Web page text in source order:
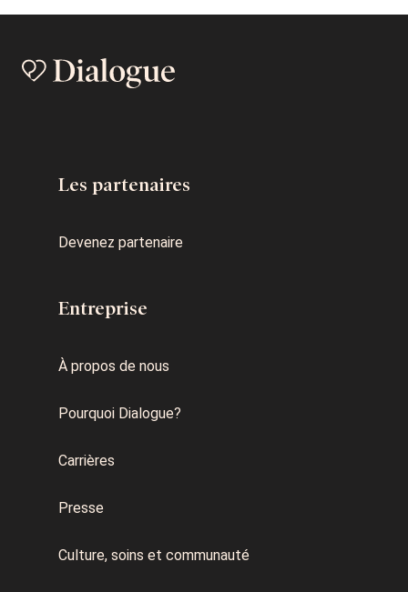
Les partenaires
Devenez partenaire
Entreprise
À propos de nous
Pourquoi Dialogue?
Carrières
Presse
Culture, soins et communauté